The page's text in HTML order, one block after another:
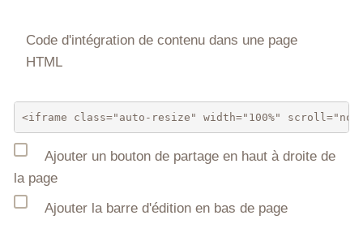
Code d'intégration de contenu dans une page
HTML
Ajouter un bouton de partage en haut à droite de
la page
Ajouter la barre d'édition en bas de page